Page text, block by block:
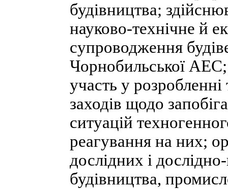
будівництва;
науково-технічне й
супроводження
Чорнобильської АЕС;
участь у
заходів щодо
ситуацій
реагування на них;
дослідних і
будівництва,